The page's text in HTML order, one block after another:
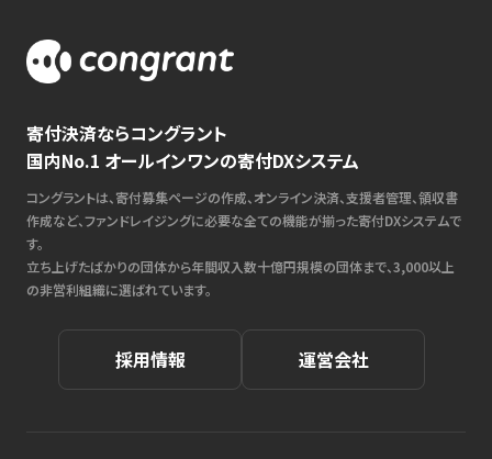
寄付決済ならコングラント
国内No.1 オールインワンの寄付DXシステム
コングラントは、寄付募集ページの作成、オンライン決済、支援者管理、領収書
作成など、ファンドレイジングに必要な全ての機能が揃った寄付DXシステムで
す。
立ち上げたばかりの団体から年間収入数十億円規模の団体まで、3,000以上
の非営利組織に選ばれています。
採用情報 運営会社